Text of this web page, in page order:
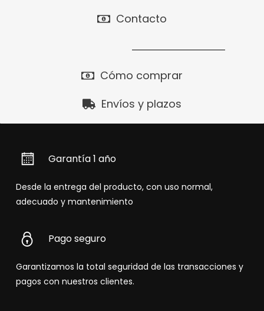
Contacto
Cómo comprar
Envíos y plazos
Garantía 1 año
Desde la entrega del producto, con uso normal,
adecuado y mantenimiento
Pago seguro
Garantizamos la total seguridad de las transacciones y
pagos con nuestros clientes.